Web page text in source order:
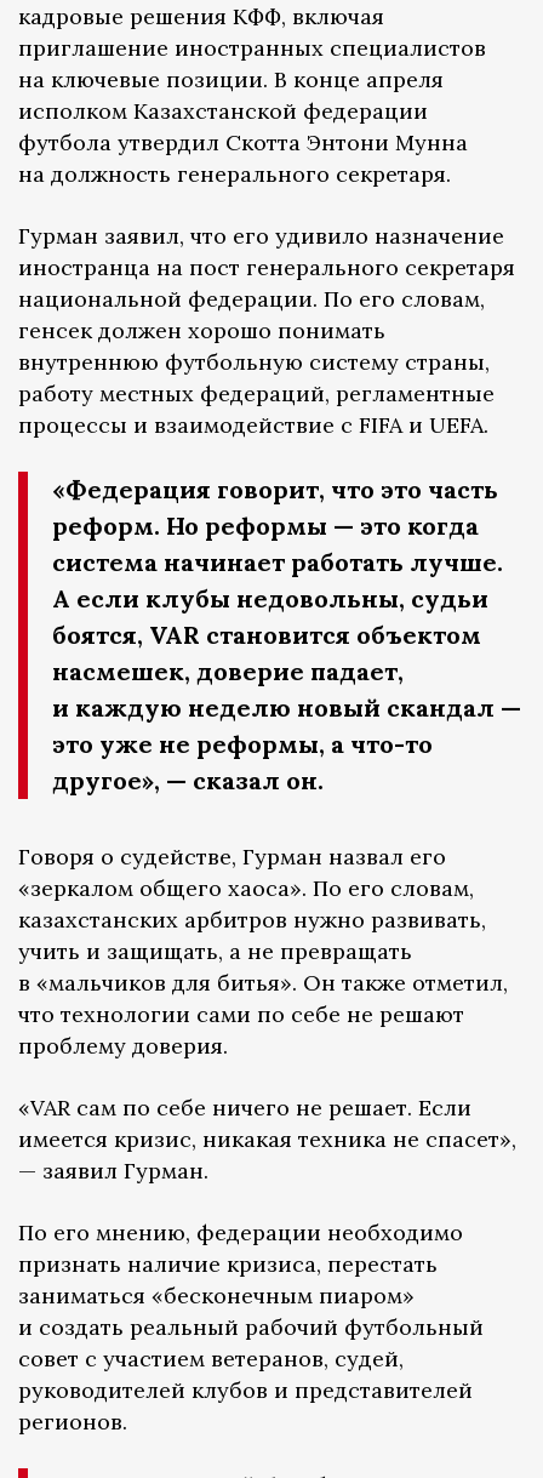
кадровые решения КФФ, включая
приглашение иностранных специалистов
на ключевые позиции. В конце апреля
исполком Казахстанской федерации
футбола утвердил Скотта Энтони Мунна
на должность генерального секретаря.
Гурман заявил, что его удивило назначение
иностранца на пост генерального секретаря
национальной федерации. По его словам,
генсек должен хорошо понимать
внутреннюю футбольную систему страны,
работу местных федераций, регламентные
процессы и взаимодействие с FIFA и UEFA.
«Федерация говорит, что это часть
реформ. Но реформы — это когда
система начинает работать лучше.
А если клубы недовольны, судьи
боятся, VAR становится объектом
насмешек, доверие падает,
и каждую неделю новый скандал —
это уже не реформы, а что-то
другое», — сказал он.
Говоря о судействе, Гурман назвал его
«зеркалом общего хаоса». По его словам,
казахстанских арбитров нужно развивать,
учить и защищать, а не превращать
в «мальчиков для битья». Он также отметил,
что технологии сами по себе не решают
проблему доверия.
«VAR сам по себе ничего не решает. Если
имеется кризис, никакая техника не спасет»,
— заявил Гурман.
По его мнению, федерации необходимо
признать наличие кризиса, перестать
заниматься «бесконечным пиаром»
и создать реальный рабочий футбольный
совет с участием ветеранов, судей,
руководителей клубов и представителей
регионов.